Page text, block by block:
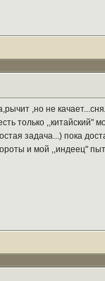
,но не
только ,,китайский"
задача...) пока
и мой ,,индеец"